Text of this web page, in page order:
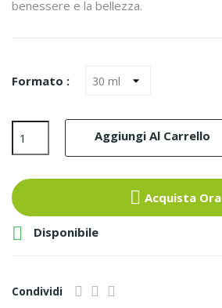
benessere e la bellezza.
Formato :
Aggiungi Al Carrello
Acquista Ora
 Disponibile
Condividi